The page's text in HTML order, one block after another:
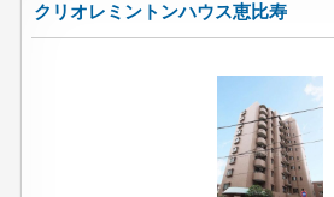
クリオレミントンハウス恵比寿